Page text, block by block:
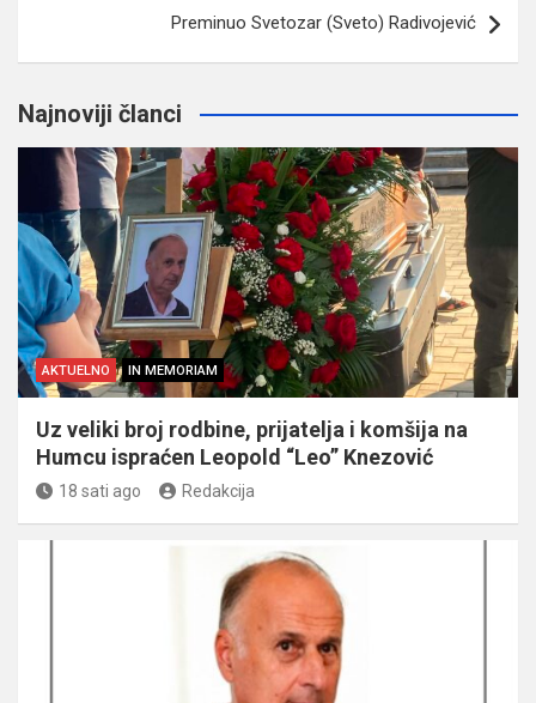
Preminuo Svetozar (Sveto) Radivojević
Najnoviji članci
AKTUELNO IN MEMORIAM
Uz veliki broj rodbine, prijatelja i komšija na
Humcu ispraćen Leopold “Leo” Knezović
18 sati ago Redakcija